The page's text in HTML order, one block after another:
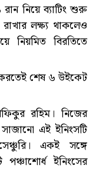
নিয়ে ব্যাটিং শুরু
লক্ষ্য থাকলেও
নিয়মিত বিরতিতে
করতেই শেষ ৬ উইকেট
রহিম। নিজের
এই ইনিংসটি
একই সঙ্গে
ইনিংসের